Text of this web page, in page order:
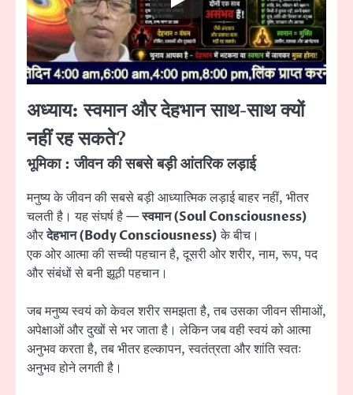
अध्याय: स्वमान और देहभान साथ-साथ क्यों
नहीं रह सकते?
भूमिका : जीवन की सबसे बड़ी आंतरिक लड़ाई
मनुष्य के जीवन की सबसे बड़ी आध्यात्मिक लड़ाई बाहर नहीं, भीतर
चलती है। यह संघर्ष है —स्वमान (Soul Consciousness)
औरदेहभान (Body Consciousness)के बीच।
एक ओर आत्मा की सच्ची पहचान है, दूसरी ओर शरीर, नाम, रूप, पद
और संबंधों से बनी झूठी पहचान।
जब मनुष्य स्वयं को केवल शरीर समझता है, तब उसका जीवन सीमाओं,
अपेक्षाओं और दुखों से भर जाता है। लेकिन जब वही स्वयं को आत्मा
अनुभव करता है, तब भीतर हल्कापन, स्वतंत्रता और शांति स्वतः
अनुभव होने लगती है।